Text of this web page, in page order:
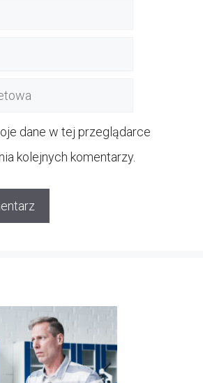
dane w tej przeglądarce
kolejnych komentarzy.